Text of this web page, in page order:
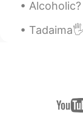
Jarrod
です。
Alcoholic? Nope
Tadaima🖐️, arrived